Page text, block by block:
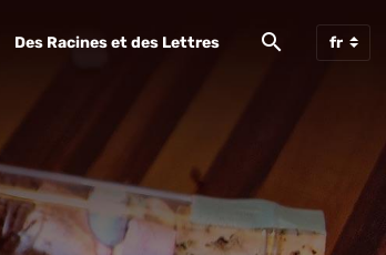
Des Racines et des Lettres